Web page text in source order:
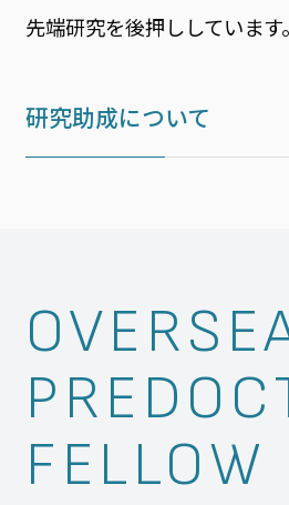
先端研究を後押ししています。
研究助成について
FELLOW